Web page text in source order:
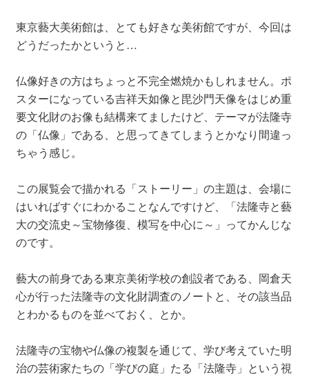
東京藝大美術館は、とても好きな美術館ですが、今回は
どうだったかというと…
仏像好きの方はちょっと不完全燃焼かもしれません。ポ
スターになっている吉祥天如像と毘沙門天像をはじめ重
要文化財のお像も結構来てましたけど、テーマが法隆寺
の「仏像」である、と思ってきてしまうとかなり間違っ
ちゃう感じ。
この展覧会で描かれる「ストーリー」の主題は、会場に
はいればすぐにわかることなんですけど、「法隆寺と藝
大の交流史～宝物修復、模写を中心に～」ってかんじな
のです。
藝大の前身である東京美術学校の創設者である、岡倉天
心が行った法隆寺の文化財調査のノートと、その該当品
とわかるものを並べておく、とか。
法隆寺の宝物や仏像の複製を通じて、学び考えていた明
治の芸術家たちの「学びの庭」たる「法隆寺」という視